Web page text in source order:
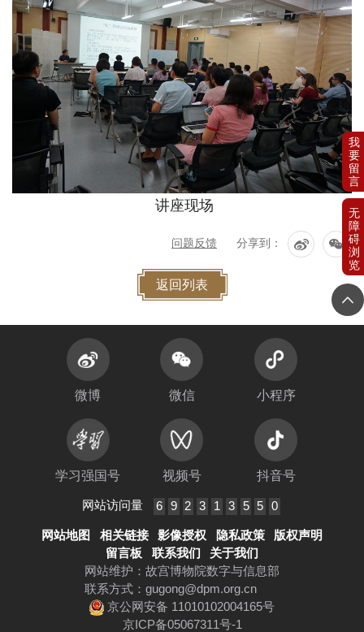
讲座现场
问题反馈 分享到：
返回列表
微博 微信 小程序
学习强国号 视频号 抖音号
网站访问量 6 9 2 3 1 3 5 5 0
网站地图 相关链接 影像授权 隐私政策
版权声明
留言板
联系我们
关于我们
网站维护：故宫博物院数字与信息部
联系方式： gugong@dpm.org.cn
京公网安备 11010102004165号
京ICP备05067311号-1